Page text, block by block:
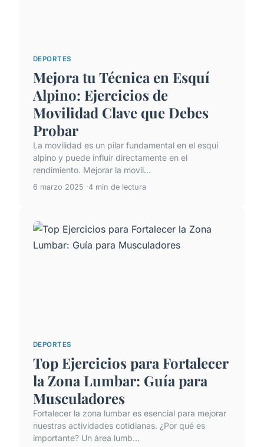
DEPORTES
Mejora tu Técnica en Esquí
Alpino: Ejercicios de
Movilidad Clave que Debes
Probar
La movilidad es un pilar fundamental en el esquí
alpino y puede influir directamente en el
rendimiento. Mejorar la movil...
6 marzo 2025 4 min de lectura
DEPORTES
Top Ejercicios para Fortalecer
la Zona Lumbar: Guía para
Musculadores
Fortalecer la zona lumbar es esencial para mejorar
nuestras actividades cotidianas. ¿Por qué es
importante? Un área lumb...